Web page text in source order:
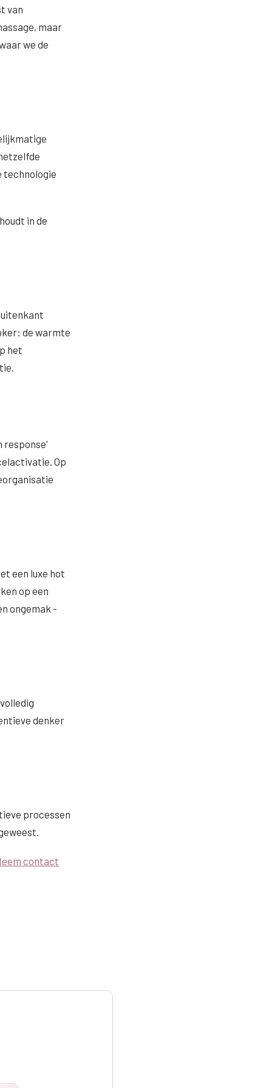
van
maar
we de
technologie
in de
de warmte
het
response'
Op
een luxe hot
op een
ongemak -
denker
processen
contact